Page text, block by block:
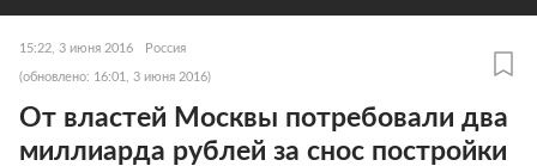
15:22, 3 июня 2016 Россия
(обновлено: 16:01, 3 июня 2016)
От властей Москвы потребовали два
миллиарда рублей за снос постройки